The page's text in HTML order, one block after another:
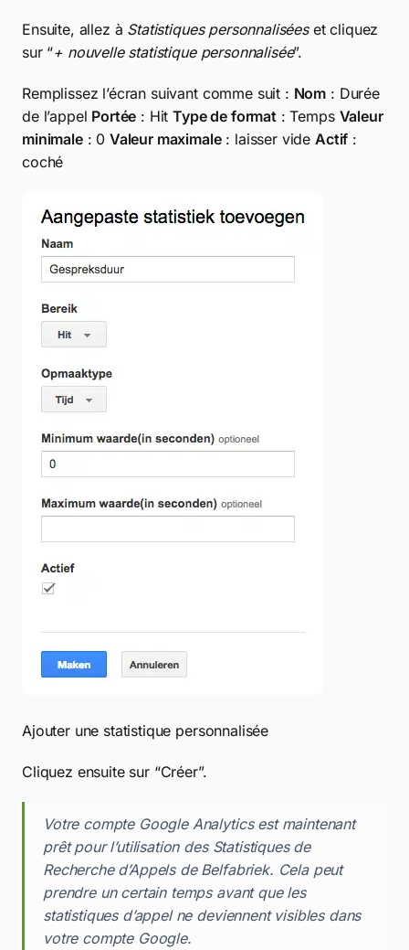
Ensuite, allez à Statistiques personnaliséeset cliquez
sur “+ nouvelle statistique personnalisée”.
Remplissez l’écran suivant comme suit : Nom : Durée
de l’appel Portée : HitType de format: Temps Valeur
minimale: 0 Valeur maximale: laisser vide Actif :
coché
Ajouter une statistique personnalisée
Cliquez ensuite sur “Créer”.
Votre compte Google Analytics est maintenant
prêt pour l’utilisation des Statistiques de
Recherche d’Appels de Belfabriek. Cela peut
prendre un certain temps avant que les
statistiques d’appel ne deviennent visibles dans
votre compte Google.